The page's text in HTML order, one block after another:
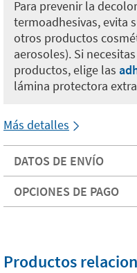
Para prevenir la
termoadhesivas, evita
otros productos
aerosoles). Si
productos, elige las
lámina protectora
Más detalles
DATOS DE ENVÍO
OPCIONES DE PAGO
Productos